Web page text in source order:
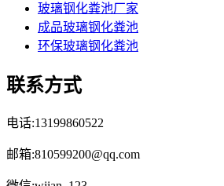
玻璃钢化粪池厂家
成品玻璃钢化粪池
环保玻璃钢化粪池
联系方式
电话:13199860522
邮箱:810599200@qq.com